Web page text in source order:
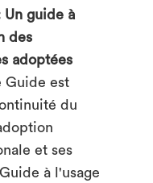
Un guide à
des
adoptées
est
du
et ses
à l'usage